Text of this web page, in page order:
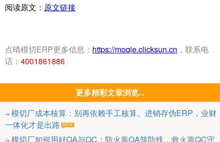
阅读原文： 原文链接
点晴模切ERP更多信息： https://moqie.clicksun.cn ，联系电
话： 4001861886
更多精彩文章浏览...
模切厂成本核算：别再依赖手工核算、进销存伪ERP，业财
一体化才是出路
模切厂如何用好QA与QC：防火靠QA筑防线，救火靠QC守